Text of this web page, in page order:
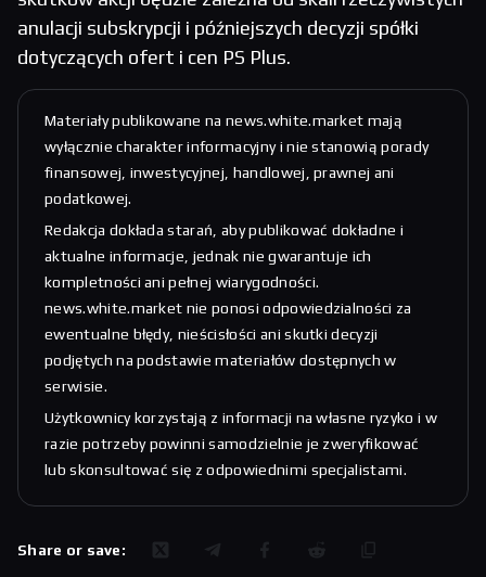
anulacji subskrypcji i późniejszych decyzji spółki
dotyczących ofert i cen PS Plus.
Materiały publikowane na news.white.market mają
wyłącznie charakter informacyjny i nie stanowią porady
finansowej, inwestycyjnej, handlowej, prawnej ani
podatkowej.
Redakcja dokłada starań, aby publikować dokładne i
aktualne informacje, jednak nie gwarantuje ich
kompletności ani pełnej wiarygodności.
news.white.market nie ponosi odpowiedzialności za
ewentualne błędy, nieścisłości ani skutki decyzji
podjętych na podstawie materiałów dostępnych w
serwisie.
Użytkownicy korzystają z informacji na własne ryzyko i w
razie potrzeby powinni samodzielnie je zweryfikować
lub skonsultować się z odpowiednimi specjalistami.
Share or save: